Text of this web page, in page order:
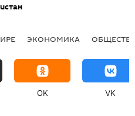
ЭКОНОМИКА
OK VK